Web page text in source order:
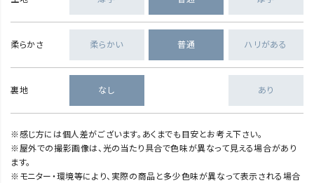
柔らかさ 柔らかい 普通 ハリがある
裏地 なし あり
※感じ方には個人差がございます。あくまでも目安とお考え下さい。
※屋外での撮影画像は、光の当たり具合で色味が異なって見える場合があり
ます。
※モニター・環境等により、実際の商品と多少色味が異なって表示される場合